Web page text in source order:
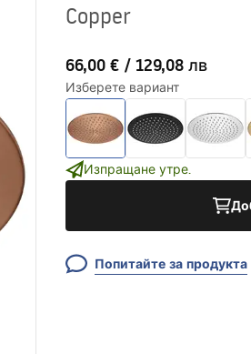
Copper
66,00 € / 129,08 лв
Изберете вариант
Изпращане утре.
Попитайте за продукта